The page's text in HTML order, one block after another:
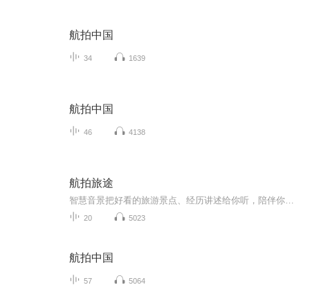
航拍中国
34 1639
航拍中国
46 4138
航拍旅途
20 5023
航拍中国
57 5064